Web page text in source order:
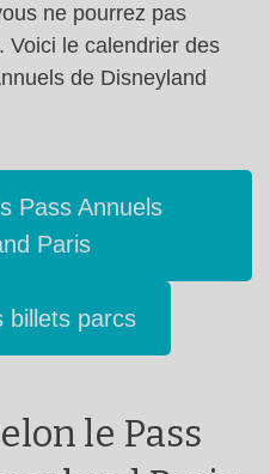
ne pourrez pas
Voici le calendrier des
de Disneyland
Pass Annuels
Paris
billets parcs
le Pass